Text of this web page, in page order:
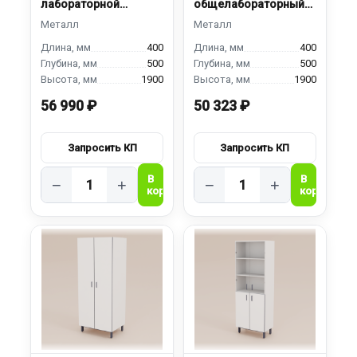
лабораторной
400
500
1900
56 990 ₽
− +
общелабораторный
400
500
1900
50 323 ₽
− +